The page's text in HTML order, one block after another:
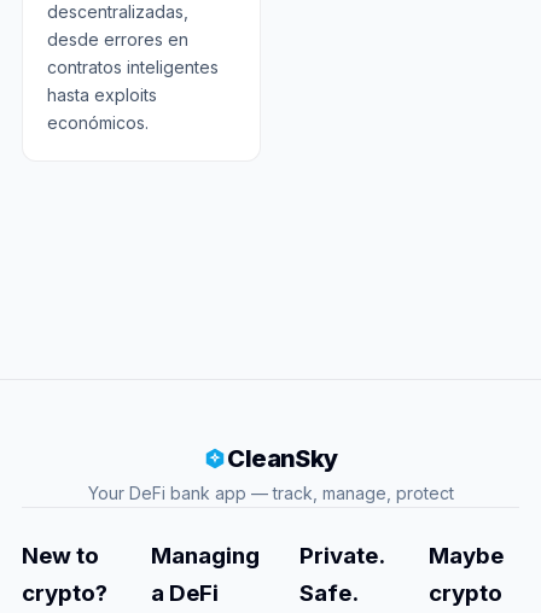
descentralizadas,
desde errores en
contratos inteligentes
hasta exploits
económicos.
CleanSky
Your DeFi bank app — track, manage, protect
New to
crypto?
Managing
a DeFi
Private.
Safe.
Maybe
crypto